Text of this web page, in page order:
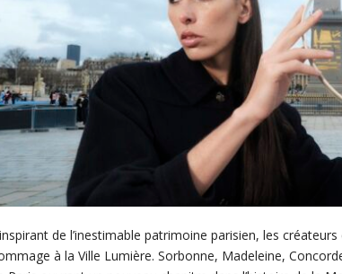
de l’inestimable patrimoine parisien, les
à la Ville Lumière. Sorbonne, Madeleine,